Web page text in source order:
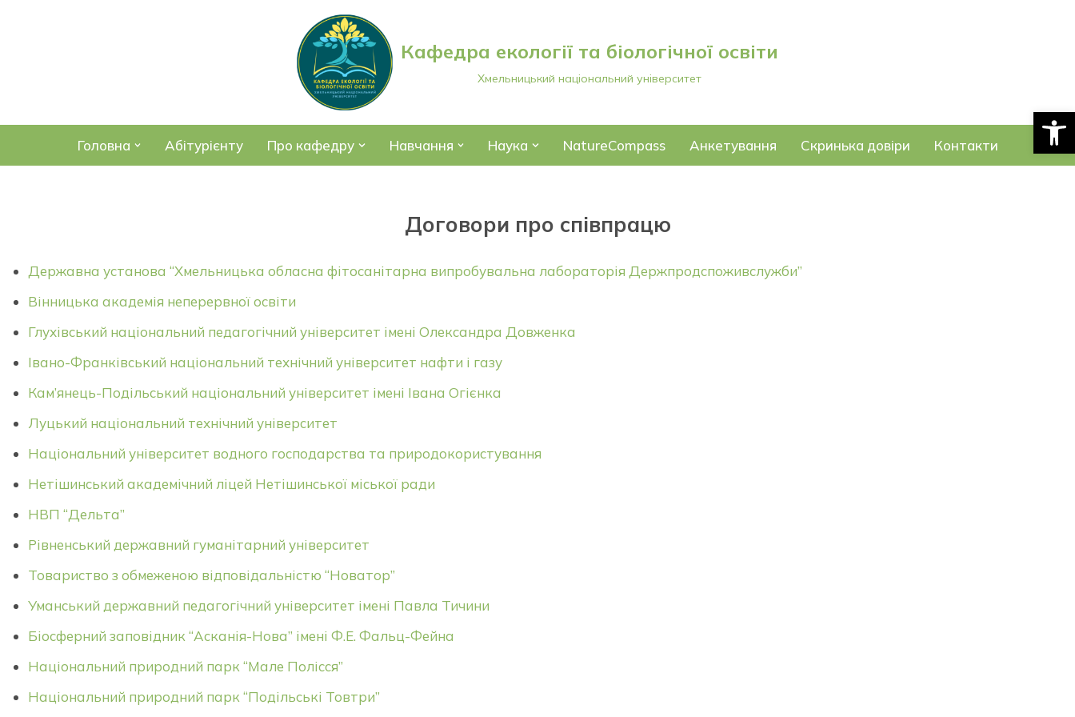
Кафедра екології та біологічної освіти
Хмельницький національний університет
Головна Абітурієнту Про кафедру Навчання Наука NatureCompass Анкетування Скринька довіри Контакти
Договори про співпрацю
Державна установа “Хмельницька обласна фітосанітарна випробувальна лабораторія Держпродспоживслужби”
Вінницька академія неперервної освіти
Глухівський національний педагогічний університет імені Олександра Довженка
Івано-Франківський національний технічний університет нафти і газу
Кам’янець-Подільський національний університет імені Івана Огієнка
Луцький національний технічний університет
Національний університет водного господарства та природокористування
Нетішинський академічний ліцей Нетішинської міської ради
НВП “Дельта”
Рівненський державний гуманітарний університет
Товариство з обмеженою відповідальністю “Новатор”
Уманський державний педагогічний університет імені Павла Тичини
Біосферний заповідник “Асканія-Нова” імені Ф.Е. Фальц-Фейна
Національний природний парк “Мале Полісся”
Національний природний парк “Подільські Товтри”